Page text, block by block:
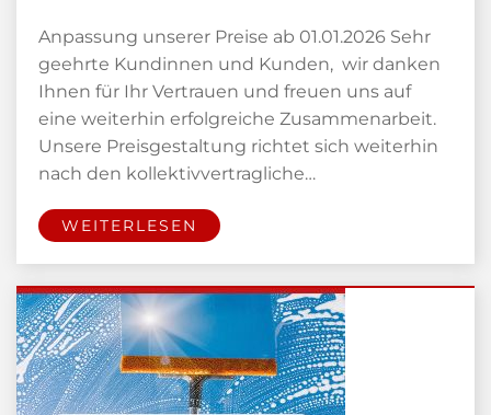
Anpassung unserer Preise ab 01.01.2026 Sehr
geehrte Kundinnen und Kunden, wir danken
Ihnen für Ihr Vertrauen und freuen uns auf
eine weiterhin erfolgreiche Zusammenarbeit.
Unsere Preisgestaltung richtet sich weiterhin
nach den kollektivvertragliche…
WEITERLESEN